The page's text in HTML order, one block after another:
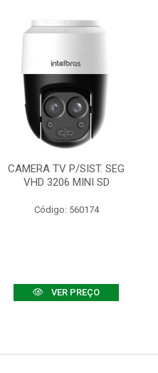
CAMERA TV P/SIST. SEG
VHD 3206 MINI SD
Código: 560174
VER PREÇO